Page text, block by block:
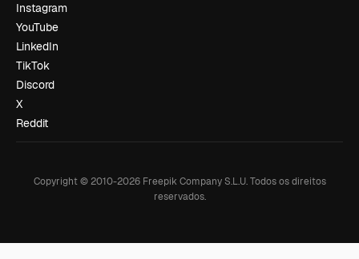
Instagram
YouTube
LinkedIn
TikTok
Discord
X
Reddit
Copyright © 2010-2026Freepik Company S.L.U. Todos os direitos
reservados.